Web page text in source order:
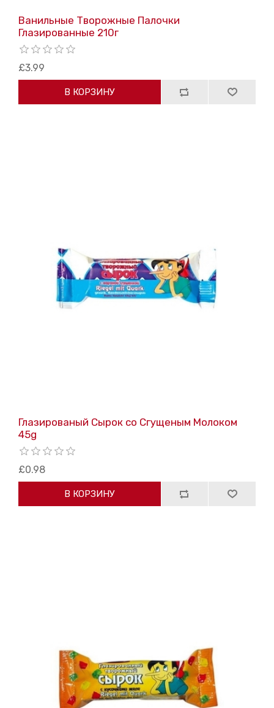
Ванильные Творожные Палочки
Глазированные 210г
£3.99
В КОРЗИНУ
Глазированый Cырок со Cгущеным Mолоком
45g
£0.98
В КОРЗИНУ